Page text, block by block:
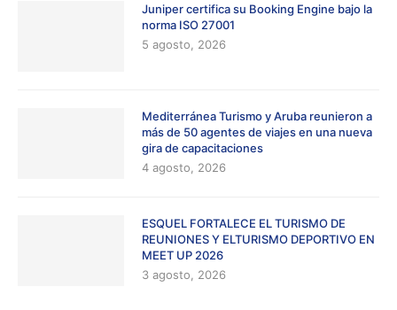
Juniper certifica su Booking Engine bajo la
norma ISO 27001
5 agosto, 2026
Mediterránea Turismo y Aruba reunieron a
más de 50 agentes de viajes en una nueva
gira de capacitaciones
4 agosto, 2026
ESQUEL FORTALECE EL TURISMO DE
REUNIONES Y ELTURISMO DEPORTIVO EN
MEET UP 2026
3 agosto, 2026